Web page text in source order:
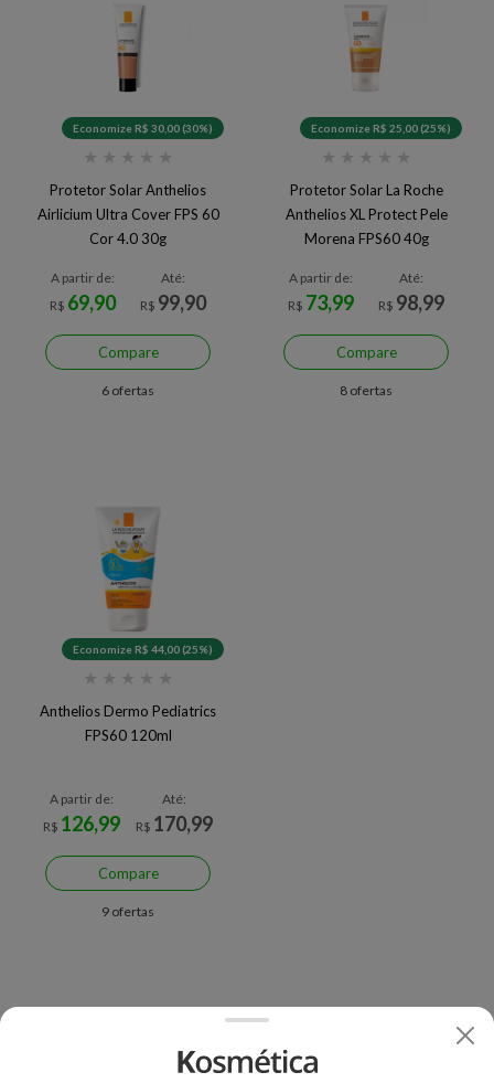
Economize R$ 30,00 (30%)
★ ★ ★ ★ ★
Protetor Solar Anthelios
Airlicium Ultra Cover FPS 60
Cor 4.0 30g
A partir de:
R$ 69,90
Até:
R$ 99,90
Compare
6 ofertas
Economize R$ 25,00 (25%)
★ ★ ★ ★ ★
Protetor Solar La Roche
Anthelios XL Protect Pele
Morena FPS60 40g
A partir de:
R$ 73,99
Até:
R$ 98,99
Compare
8 ofertas
Economize R$ 44,00 (25%)
★ ★ ★ ★ ★
Anthelios Dermo Pediatrics
FPS60 120ml
A partir de:
R$ 126,99
Até:
R$ 170,99
Compare
9 ofertas